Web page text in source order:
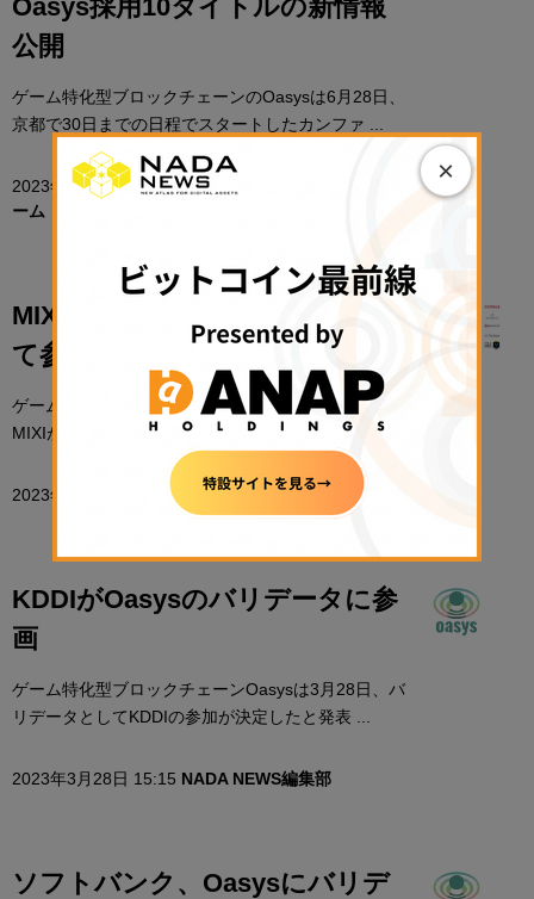
Oasys採用10タイトルの新情報
公開
ゲーム特化型ブロックチェーンのOasysは6月28日、
京都で30日までの日程でスタートしたカンファ ...
2023年6月30日 19:15 CoinDesk JAPAN 広告制作チ
ーム
MIXI、Oasysにバリデータとし
て参加
ゲーム特化型ブロックチェーンOasysは4月7日、
MIXIがバリデータとして参加すると発表した。初 ...
2023年4月7日 16:10 NADA NEWS編集部
KDDIがOasysのバリデータに参
画
ゲーム特化型ブロックチェーンOasysは3月28日、バ
リデータとしてKDDIの参加が決定したと発表 ...
2023年3月28日 15:15 NADA NEWS編集部
ソフトバンク、Oasysにバリデ
×